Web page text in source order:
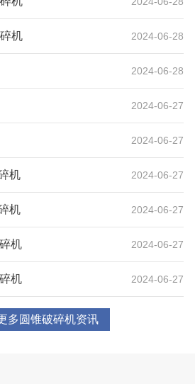
时产2000吨高钙石破碎生产
设计产能
该项目执行经理
机 2024-06-28
2024-06-28
2024-06-27
2024-06-27
机 2024-06-27
机 2024-06-27
机 2024-06-27
机 2024-06-27
多圆锥破碎机资讯